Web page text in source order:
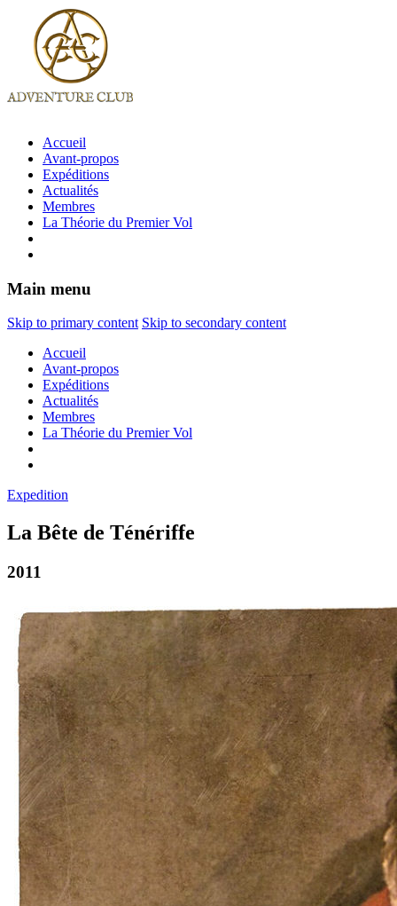
Accueil
Avant-propos
Expéditions
Actualités
Membres
La Théorie du Premier Vol
Main menu
Skip to primary content Skip to secondary content
Accueil
Avant-propos
Expéditions
Actualités
Membres
La Théorie du Premier Vol
Expedition
La Bête de Ténériffe
2011